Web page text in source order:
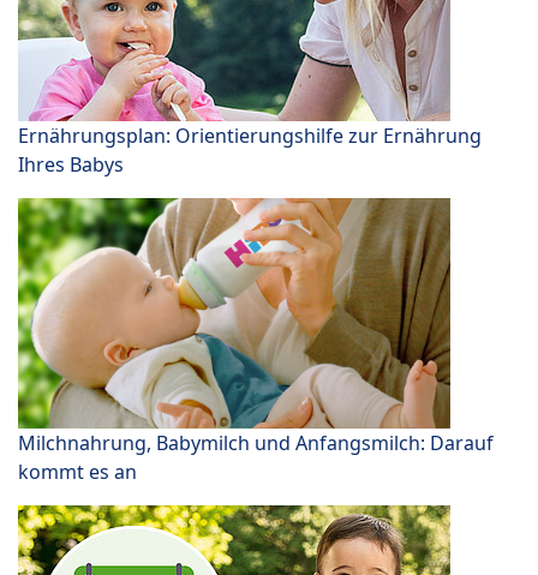
Ernährungsplan: Orientierungshilfe zur Ernährung
Ihres Babys
Milchnahrung, Babymilch und Anfangsmilch: Darauf
kommt es an